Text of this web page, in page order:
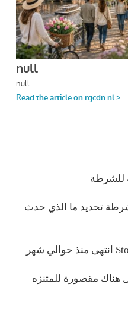
للشرطة
تحديد ما الذي حدث
موسم التخييم في Stochemhoeve انتهى منذ حوالي شهر
هناك مقصورة للمتنزه